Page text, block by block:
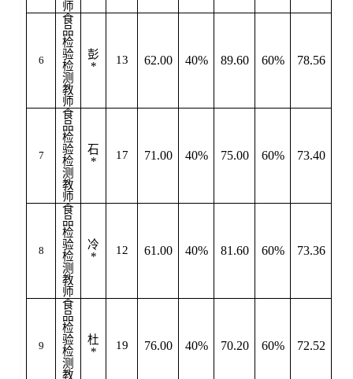
师
6
食
品
检
验
检
测
教
师
彭
*
13 62.00 40% 89.60 60% 78.56
7
食
品
检
验
检
测
教
师
石
*
17 71.00 40% 75.00 60% 73.40
8
食
品
检
验
检
测
教
师
冷
*
12 61.00 40% 81.60 60% 73.36
9
食
品
检
验
检
测
教
杜
*
19 76.00 40% 70.20 60% 72.52